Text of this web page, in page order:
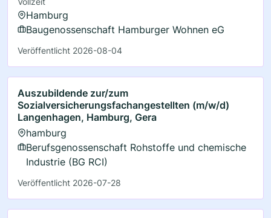
Hamburg
Baugenossenschaft Hamburger Wohnen eG
Veröffentlicht 2026-08-04
Auszubildende zur/zum
Sozialversicherungsfachangestellten (m/w/d)
Langenhagen, Hamburg, Gera
hamburg
Berufsgenossenschaft Rohstoffe und chemische
Industrie (BG RCI)
Veröffentlicht 2026-07-28